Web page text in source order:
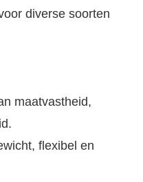
diverse soorten
maatvastheid,
flexibel en